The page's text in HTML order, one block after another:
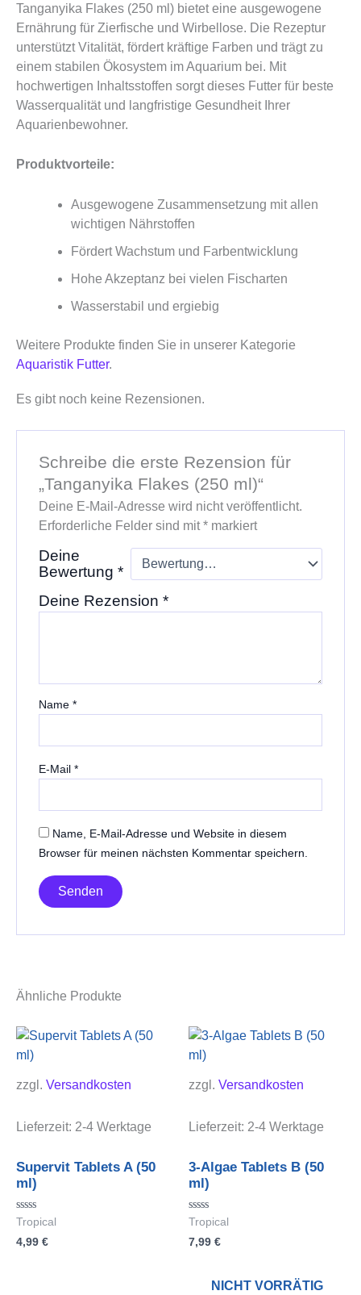
Tanganyika Flakes (250 ml) bietet eine ausgewogene
Ernährung für Zierfische und Wirbellose. Die Rezeptur
unterstützt Vitalität, fördert kräftige Farben und trägt zu
einem stabilen Ökosystem im Aquarium bei. Mit
hochwertigen Inhaltsstoffen sorgt dieses Futter für beste
Wasserqualität und langfristige Gesundheit Ihrer
Aquarienbewohner.
Produktvorteile:
Ausgewogene Zusammensetzung mit allen
wichtigen Nährstoffen
Fördert Wachstum und Farbentwicklung
Hohe Akzeptanz bei vielen Fischarten
Wasserstabil und ergiebig
Weitere Produkte finden Sie in unserer Kategorie
Aquaristik Futter.
Es gibt noch keine Rezensionen.
Schreibe die erste Rezension für
„Tanganyika Flakes (250 ml)“
Deine E-Mail-Adresse wird nicht veröffentlicht.
Erforderliche Felder sind mit*markiert
Deine
Bewertung *
Deine Rezension *
Name *
E-Mail *
Name, E-Mail-Adresse und Website in diesem
Browser für meinen nächsten Kommentar speichern.
Ähnliche Produkte
zzgl. Versandkosten
Lieferzeit: 2-4 Werktage
Supervit Tablets A (50
ml)
Bewertet
0
Tropical
4,99 €
zzgl. Versandkosten
Lieferzeit: 2-4 Werktage
3-Algae Tablets B (50
ml)
Bewertet
0
Tropical
7,99 €
NICHT VORRÄTIG